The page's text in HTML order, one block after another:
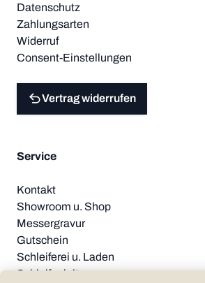
Datenschutz
Zahlungsarten
Widerruf
Consent-Einstellungen
Vertrag widerrufen
Service
Kontakt
Showroom u. Shop
Messergravur
Gutschein
Schleiferei u. Laden
Schleifanleitung